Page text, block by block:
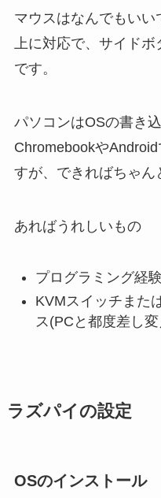
マウスはなんでもい
上に対応で、サイド
です。
パソコンはOSの書き
Chromebookや
すが、できればちゃん
あればうれしいもの
プログラミング経
KVMスイッチまた
ス(PCと都度差し
ラズパイの設定
OSのインストール